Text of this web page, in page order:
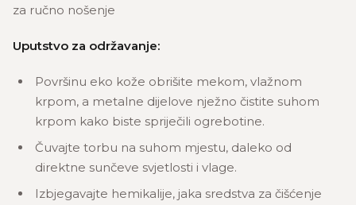
za ručno nošenje
Uputstvo za održavanje:
Površinu eko kože obrišite mekom, vlažnom
krpom, a metalne dijelove nježno čistite suhom
krpom kako biste spriječili ogrebotine.
Čuvajte torbu na suhom mjestu, daleko od
direktne sunčeve svjetlosti i vlage.
Izbjegavajte hemikalije, jaka sredstva za čišćenje